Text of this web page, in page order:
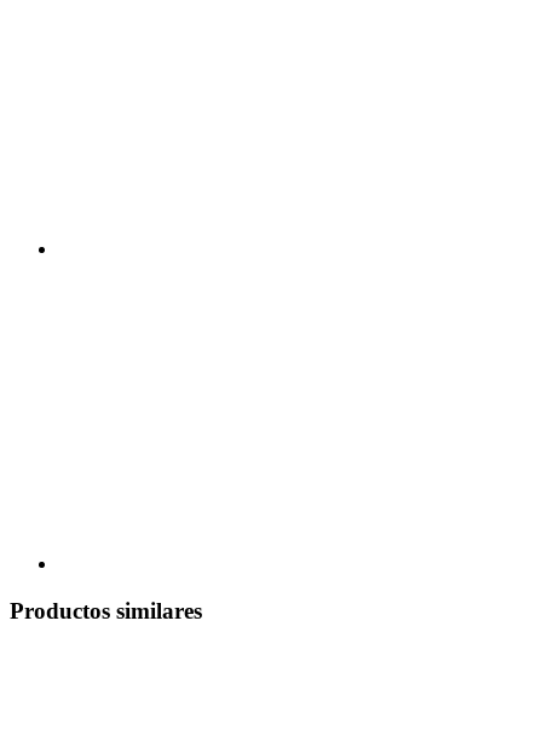
Productos similares